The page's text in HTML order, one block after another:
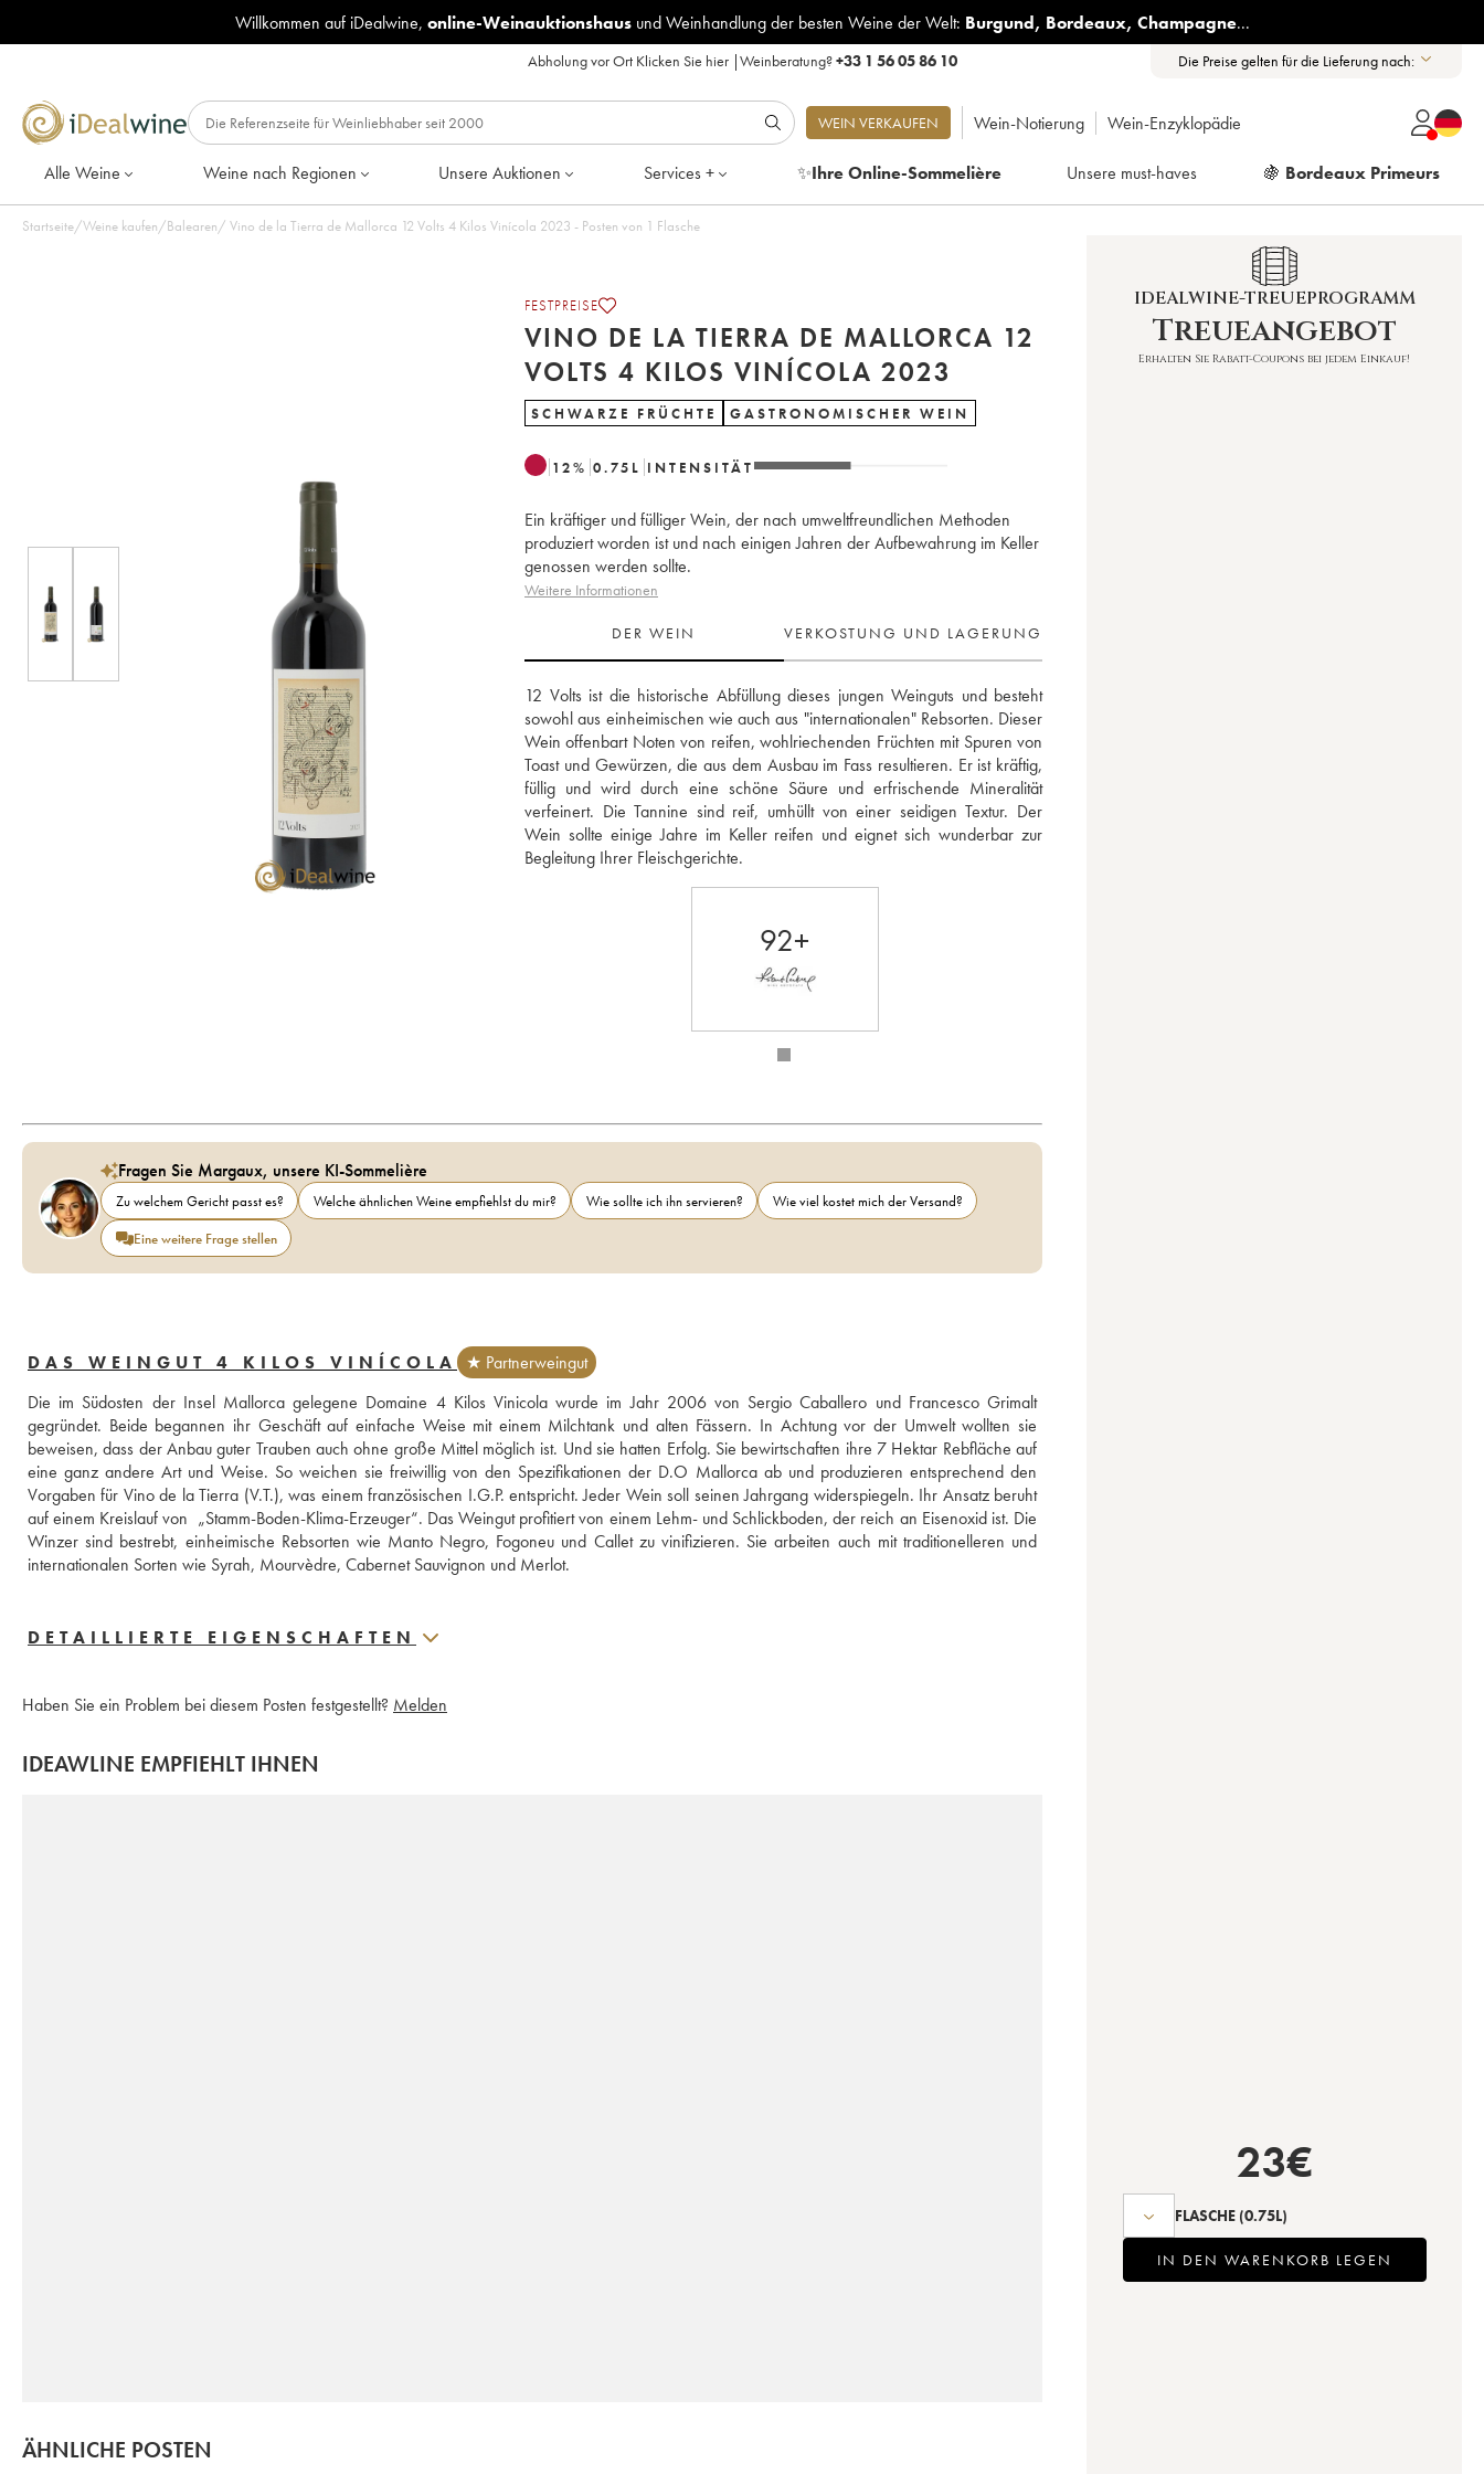
Willkommen auf iDealwine, online-Weinauktionshausund Weinhandlung der besten Weine der Welt: Burgund, Bordeaux, Champagne...
Abholung vor Ort Klicken Sie hier|Weinberatung?+33 1 56 05 86 10 Die Preise gelten für die Lieferung nach:
WEIN VERKAUFEN Wein-Notierung Wein-Enzyklopädie
Alle Weine Weine nach Regionen Unsere Auktionen Services + ✨Ihre Online-Sommelière Unsere must-haves 🍇 Bordeaux Primeurs
Startseite/Weine kaufen/Balearen/ Vino de la Tierra de Mallorca 12 Volts 4 Kilos Vinícola 2023 - Posten von 1 Flasche
FESTPREISE
VINO DE LA TIERRA DE MALLORCA 12
VOLTS 4 KILOS VINÍCOLA 2023
SCHWARZE FRÜCHTE GASTRONOMISCHER WEIN
12% 0.75 L INTENSITÄT
Ein kräftiger und fülliger Wein, der nach umweltfreundlichen Methoden
produziert worden ist und nach einigen Jahren der Aufbewahrung im Keller
genossen werden sollte.
Weitere Informationen
DER WEIN VERKOSTUNG UND LAGERUNG
12 Volts ist die historische Abfüllung dieses jungen Weinguts und besteht
sowohl aus einheimischen wie auch aus "internationalen" Rebsorten. Dieser
Wein offenbart Noten von reifen, wohlriechenden Früchten mit Spuren von
Toast und Gewürzen, die aus dem Ausbau im Fass resultieren. Er ist kräftig,
füllig und wird durch eine schöne Säure und erfrischende Mineralität
verfeinert. Die Tannine sind reif, umhüllt von einer seidigen Textur. Der
Wein sollte einige Jahre im Keller reifen und eignet sich wunderbar zur
Begleitung Ihrer Fleischgerichte.
92+
Fragen Sie Margaux, unsere KI-Sommelière
Zu welchem Gericht passt es? Welche ähnlichen Weine empfiehlst du mir? Wie sollte ich ihn servieren?
Wie viel kostet mich der Versand?
Eine weitere Frage stellen
DAS WEINGUT 4 KILOS VINÍCOLA
★ Partnerweingut
Die im Südosten der Insel Mallorca gelegene Domaine 4 Kilos Vinicola wurde im Jahr 2006 von Sergio Caballero und Francesco Grimalt
gegründet. Beide begannen ihr Geschäft auf einfache Weise mit einem Milchtank und alten Fässern. In Achtung vor der Umwelt wollten sie
beweisen, dass der Anbau guter Trauben auch ohne große Mittel möglich ist. Und sie hatten Erfolg. Sie bewirtschaften ihre 7 Hektar Rebfläche auf
eine ganz andere Art und Weise. So weichen sie freiwillig von den Spezifikationen der D.O Mallorca ab und produzieren entsprechend den
Vorgaben für Vino de la Tierra (V.T.), was einem französischen I.G.P. entspricht. Jeder Wein soll seinen Jahrgang widerspiegeln. Ihr Ansatz beruht
auf einem Kreislauf von  „Stamm-Boden-Klima-Erzeuger“. Das Weingut profitiert von einem Lehm- und Schlickboden, der reich an Eisenoxid ist. Die
Winzer sind bestrebt, einheimische Rebsorten wie Manto Negro, Fogoneu und Callet zu vinifizieren. Sie arbeiten auch mit traditionelleren und
internationalen Sorten wie Syrah, Mourvèdre, Cabernet Sauvignon und Merlot.
DETAILLIERTE EIGENSCHAFTEN
Haben Sie ein Problem bei diesem Posten festgestellt? Melden
IDEAWLINE EMPFIEHLT IHNEN
ÄHNLICHE POSTEN
IDEALWINE-TREUEPROGRAMM
Treueangebot
Erhalten Sie Rabatt-Coupons bei jedem Einkauf!
23€
FLASCHE (0.75L)
IN DEN WARENKORB LEGEN